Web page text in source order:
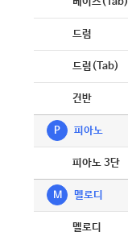
드럼
드럼(Tab)
건반
P 피아노
피아노 3단
M 멜로디
멜로디